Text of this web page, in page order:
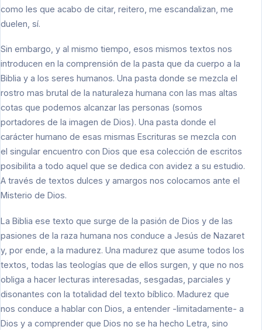
como les que acabo de citar, reitero, me escandalizan, me
duelen, sí.
Sin embargo, y al mismo tiempo, esos mismos textos nos
introducen en la comprensión de la pasta que da cuerpo a la
Biblia y a los seres humanos. Una pasta donde se mezcla el
rostro mas brutal de la naturaleza humana con las mas altas
cotas que podemos alcanzar las personas (somos
portadores de la imagen de Dios). Una pasta donde el
carácter humano de esas mismas Escrituras se mezcla con
el singular encuentro con Dios que esa colección de escritos
posibilita a todo aquel que se dedica con avidez a su estudio.
A través de textos dulces y amargos nos colocamos ante el
Misterio de Dios.
La Biblia ese texto que surge de la pasión de Dios y de las
pasiones de la raza humana nos conduce a Jesús de Nazaret
y, por ende, a la madurez. Una madurez que asume todos los
textos, todas las teologías que de ellos surgen, y que no nos
obliga a hacer lecturas interesadas, sesgadas, parciales y
disonantes con la totalidad del texto bíblico. Madurez que
nos conduce a hablar con Dios, a entender -limitadamente- a
Dios y a comprender que Dios no se ha hecho Letra, sino